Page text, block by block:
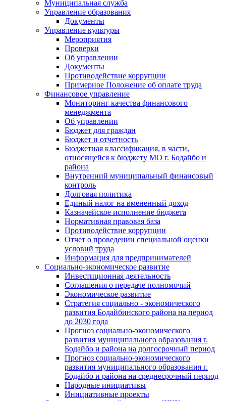
Муниципальная служба
Управление образования
Документы
Управление культуры
Мероприятия
Проверки
Об управлении
Документы
Противодействие коррупции
Примерное Положение об оплате труда
Финансовое управление
Мониторинг качества финансового
менеджмента
Об управлении
Бюджет для граждан
Бюджет и отчетность
Бюджетная классификация, в части,
относящейся к бюджету МО г. Бодайбо и
района
Внутренний муниципальный финансовый
контроль
Долговая политика
Единый налог на вмененный доход
Казначейское исполнение бюджета
Нормативная правовая база
Противодействие коррупции
Отчет о проведении специальной оценки
условий труда
Информация для предпринимателей
Социально-экономическое развитие
Инвестиционная деятельность
Соглашения о передаче полномочий
Экономическое развитие
Стратегия социально - экономического
развития Бодайбинского района на период
до 2030 года
Прогноз социально-экономического
развития муниципального образования г.
Бодайбо и района на долгосрочный период
Прогноз социально-экономического
развития муниципального образования г.
Бодайбо и района на среднесрочный период
Народные инициативы
Инициативные проекты